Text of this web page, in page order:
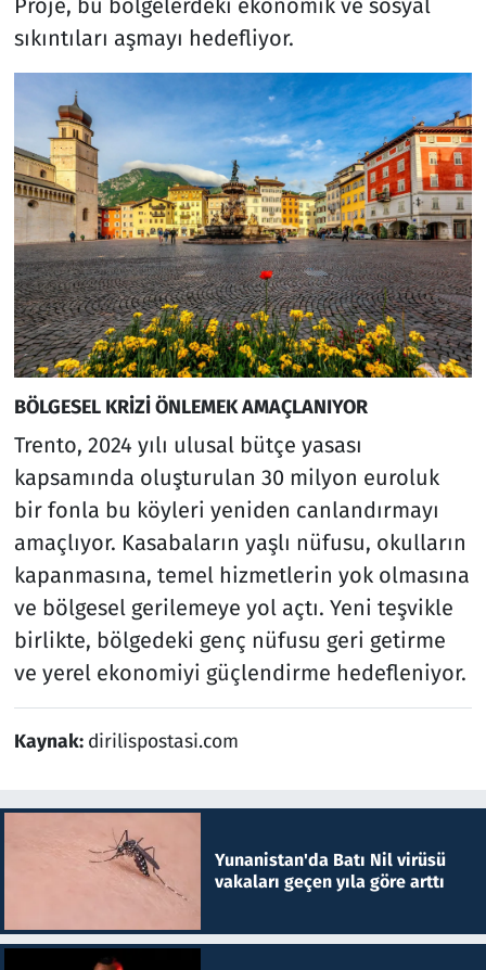
sıkıntıları aşmayı hedefliyor.
BÖLGESEL KRİZİ ÖNLEMEK AMAÇLANIYOR
Trento, 2024 yılı ulusal bütçe yasası
kapsamında oluşturulan 30 milyon euroluk
bir fonla bu köyleri yeniden canlandırmayı
amaçlıyor. Kasabaların yaşlı nüfusu, okulların
kapanmasına, temel hizmetlerin yok olmasına
ve bölgesel gerilemeye yol açtı. Yeni teşvikle
birlikte, bölgedeki genç nüfusu geri getirme
ve yerel ekonomiyi güçlendirme hedefleniyor.
Kaynak: dirilispostasi.com
Yunanistan'da Batı Nil virüsü
vakaları geçen yıla göre arttı